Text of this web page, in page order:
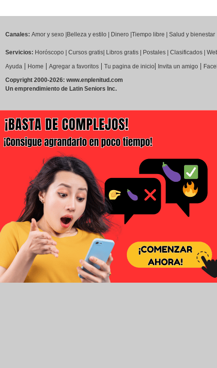
Canales: Amor y sexo Belleza y estilo Dinero Tiempo libre Salud y bienestar
Servicios: Horóscopo Cursos gratis Libros gratis Postales Clasificados
Ayuda | Home | Agregar a favoritos | Tu pagina de inicio| Invita un amigo |
Copyright 2000-2026: www.enplenitud.com
Un emprendimiento de Latin Seniors Inc.